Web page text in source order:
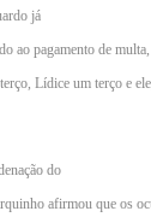
já
ao pagamento de
Lídice um terço e
do
afirmou que os